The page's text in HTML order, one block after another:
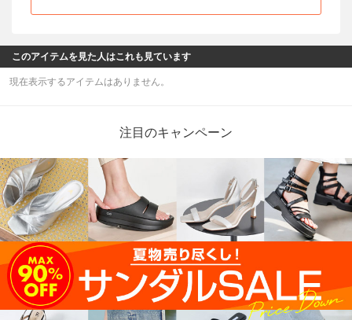
このアイテムを見た人はこれも見ています
現在表示するアイテムはありません。
注目のキャンペーン